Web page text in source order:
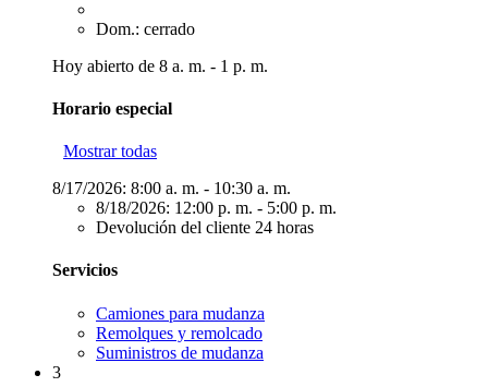
Dom.: cerrado
Hoy abierto de 8 a. m. - 1 p. m.
Horario especial
Mostrar todas
8/17/2026: 8:00 a. m. - 10:30 a. m.
8/18/2026: 12:00 p. m. - 5:00 p. m.
Devolución del cliente 24 horas
Servicios
Camiones para mudanza
Remolques y remolcado
Suministros de mudanza
3